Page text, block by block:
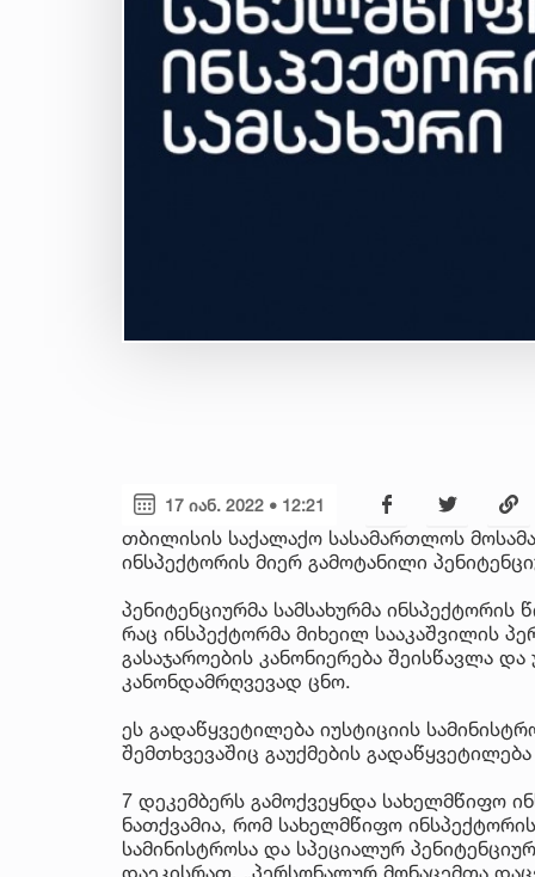
17 იან. 2022 • 12:21
თბილისის საქალაქო სასამართლოს
ინსპექტორის მიერ გამოტანილი
პენიტენციურმა სამსახურმა
რაც ინსპექტორმა მიხეილ სააკაშვილის
გასაჯაროების კანონიერება შეისწავლა
კანონდამრღვევად ცნო.
ეს გადაწყვეტილება იუსტიციის
შემთხვევაშიც გაუქმების
7 დეკემბერს გამოქვეყნდა სახელმწიფო
ნათქვამია, რომ სახელმწიფო
სამინისტროსა და სპეციალურ
დაეკისრათ, „პერსონალურ მონაცემთა